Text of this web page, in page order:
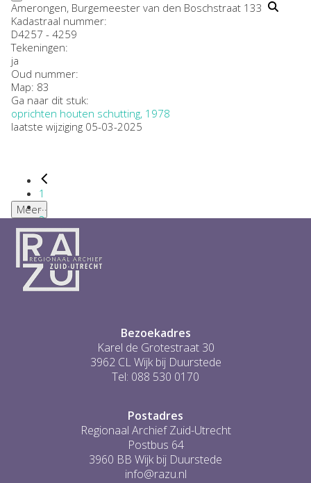
Amerongen, Burgemeester van den Boschstraat 133
Kadastraal nummer:
D4257 - 4259
Tekeningen:
ja
Oud nummer:
Map: 83
Ga naar dit stuk:
oprichten houten schutting, 1978
laatste wijziging 05-03-2025
1
...
2
3
4
5
6
...
Meer
Bezoekadres
Karel de Grotestraat 30
3962 CL Wijk bij Duurstede
Tel: 088 530 0170
Postadres
Regionaal Archief Zuid-Utrecht
Postbus 64
3960 BB Wijk bij Duurstede
info@razu.nl